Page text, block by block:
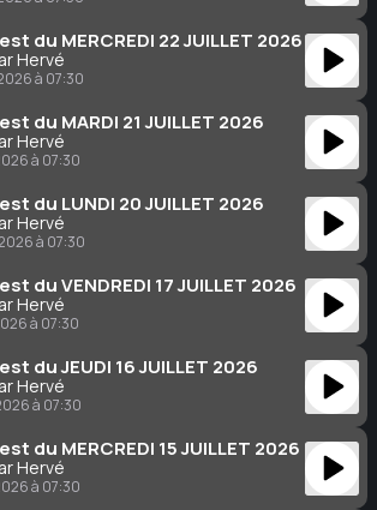
du MERCREDI 22 JUILLET 2026
Hervé
à 07:30
du MARDI 21 JUILLET 2026
Hervé
à 07:30
du LUNDI 20 JUILLET 2026
Hervé
à 07:30
du VENDREDI 17 JUILLET 2026
Hervé
à 07:30
du JEUDI 16 JUILLET 2026
Hervé
à 07:30
du MERCREDI 15 JUILLET 2026
Hervé
à 07:30